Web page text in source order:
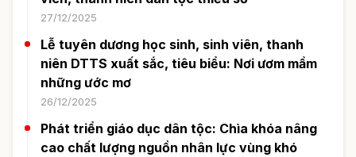
27/12/2025
Lễ tuyên dương học sinh, sinh viên, thanh
niên DTTS xuất sắc, tiêu biểu: Nơi ươm mầm
những ước mơ
26/12/2025
Phát triển giáo dục dân tộc: Chìa khóa nâng
cao chất lượng nguồn nhân lực vùng khó